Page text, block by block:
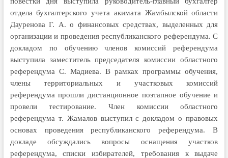
отдела бухгалтерского учета акимата Жамбылской области
Дауренова Г. А. о финансовых средствах, выделенных для
организации и проведения республиканского референдума.С
докладом по обучению членов комиссий референдума
выступила заместитель председателя комиссии областного
референдума С. Мадиева. В рамках программы обучения,
члены территориальных и участковых комиссий
референдума прошли дистанционное поэтапное обучение и
провели тестирование. Член комиссии областного
референдума т. Жамалов выступил с докладом о правовых
основах проведения республиканского референдума. В
докладе обсуждались вопросы оснащения участков
референдума, списки избирателей, требования к выдаче